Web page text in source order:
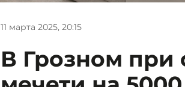
11 марта 2025, 20:15
В Грозном при